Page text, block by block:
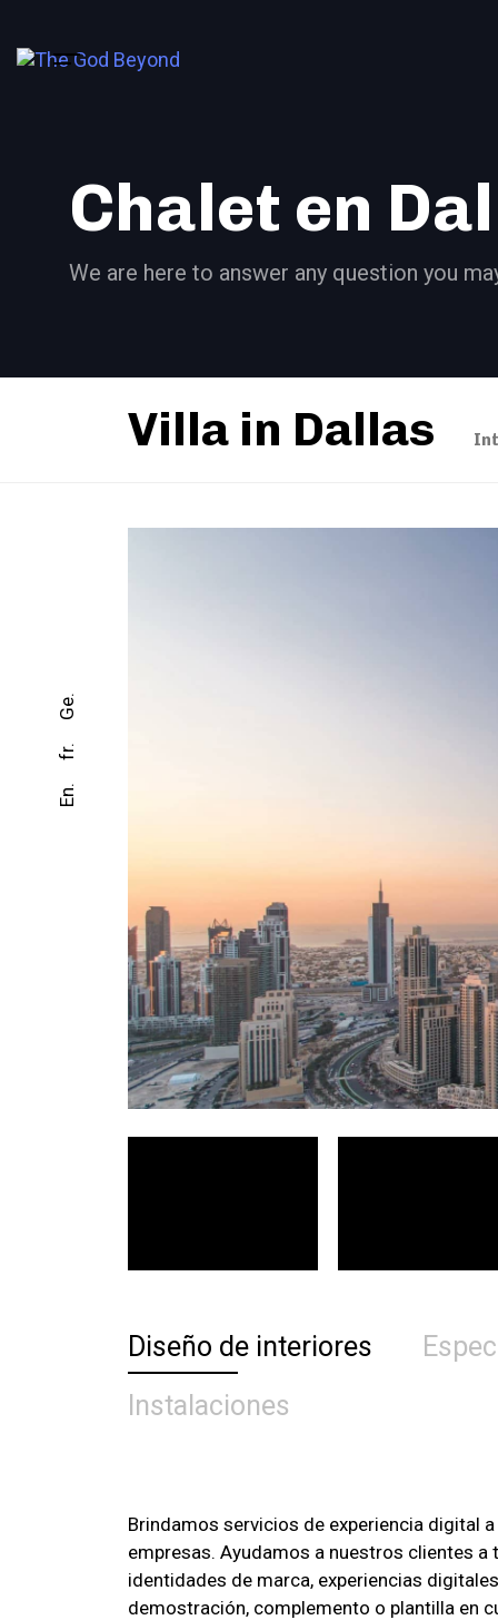
links
primary
En.
fr.
Ge.
Chalet en
We are here to answer any question you
Villa in Dallas
Diseño de interiores
Instalaciones
Brindamos servicios de experiencia digital
empresas. Ayudamos a nuestros clientes
identidades de marca, experiencias
demostración, complemento o plantilla en